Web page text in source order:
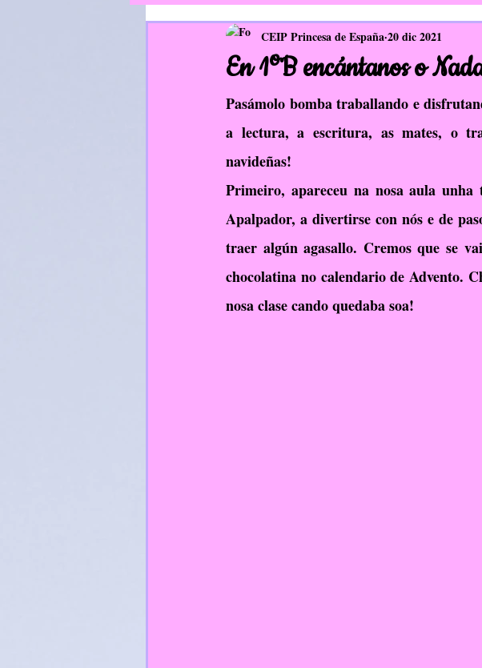
6ºEP Curso2019/2020
Música EF Inglés
Aliméntate ben
RelixiónCatólica
En 1ºB encántanos o
CEIP Princesa de España20 dic 2021
Pasámolo bomba traballando e
a lectura, a escritura, as mates, o
navideñas!
Primeiro, apareceu na nosa aula
Apalpador, a divertirse con nós e de
traer algún agasallo. Cremos que se
chocolatina no calendario de Advento.
nosa clase cando quedaba soa!